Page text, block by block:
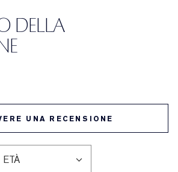
DELLA
UNA RECENSIONE
ETÀ
FILTRA